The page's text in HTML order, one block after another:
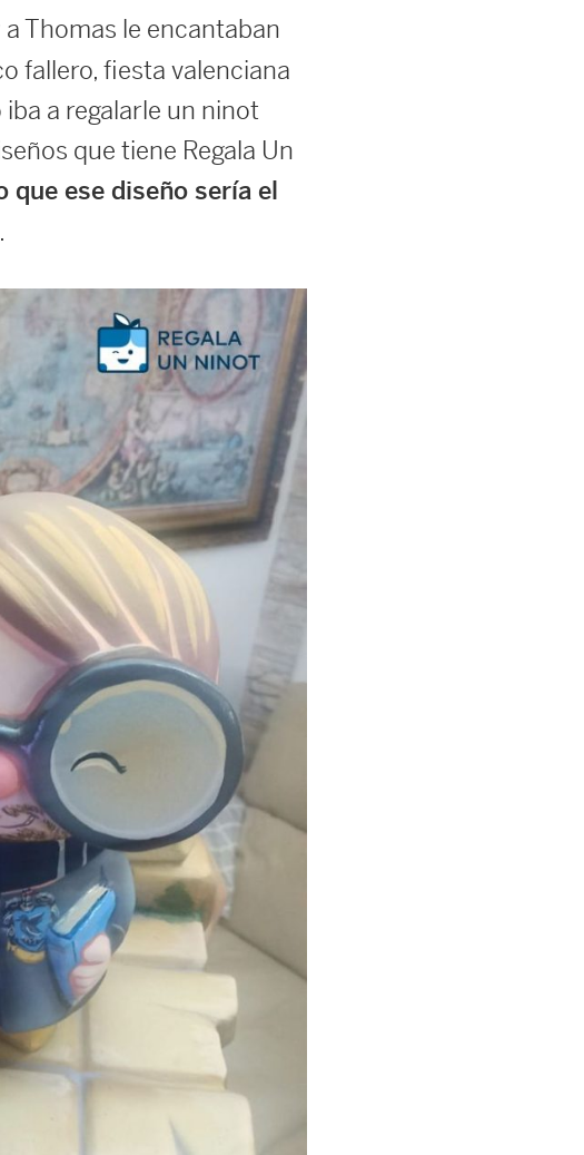
Thomas le encantaban
fallero, fiesta valenciana
a regalarle un ninot
que tiene Regala Un
que ese diseño sería el
.